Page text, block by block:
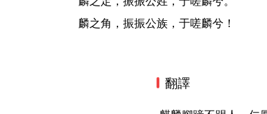
麟之角，振振公族，于嗟麟兮！
翻譯